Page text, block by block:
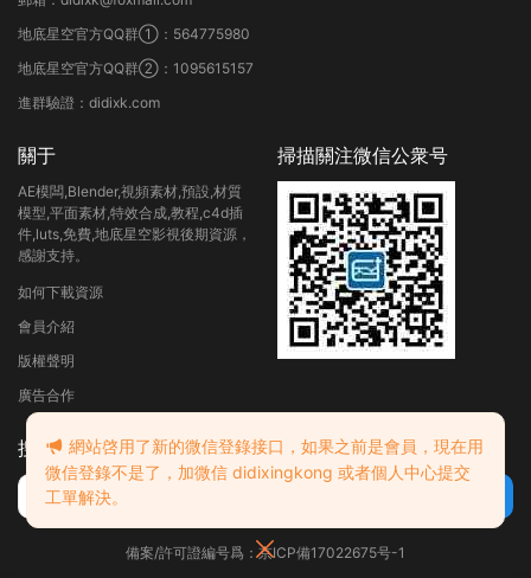
地底星空官方QQ群①：564775980
地底星空官方QQ群②：1095615157
進群驗證：didixk.com
關于
AE模闆,Blender,視頻素材,預設,材質
模型,平面素材,特效合成,教程,c4d插
件,luts,免費,地底星空影視後期資源，
感謝支持。
如何下載資源
會員介紹
版權聲明
廣告合作
掃描關注微信公衆号
搜索
備案/許可證編号爲：京ICP備17022675号-1
網站啓用了新的微信登錄接口，如果之前是會員，現在用
微信登錄不是了，加微信 didixingkong 或者個人中心提交
工單解決。